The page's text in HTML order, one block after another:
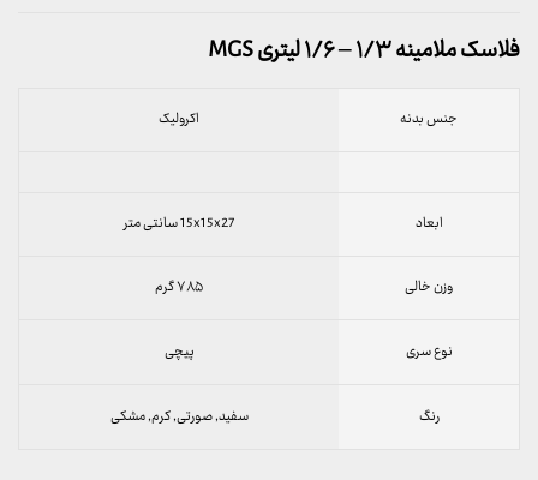
فلاسک ملامینه ۱/۳ – ۱/۶ لیتری MGS
جنس بدنه اکرولیک
ابعاد 15x15x27 سانتی متر
وزن خالی ۷۸۵ گرم
نوع سری پیچی
رنگ سفید, صورتی, کرم, مشکی